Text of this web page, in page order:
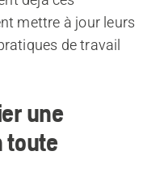
mettre à jour leurs
de travail
une
toute